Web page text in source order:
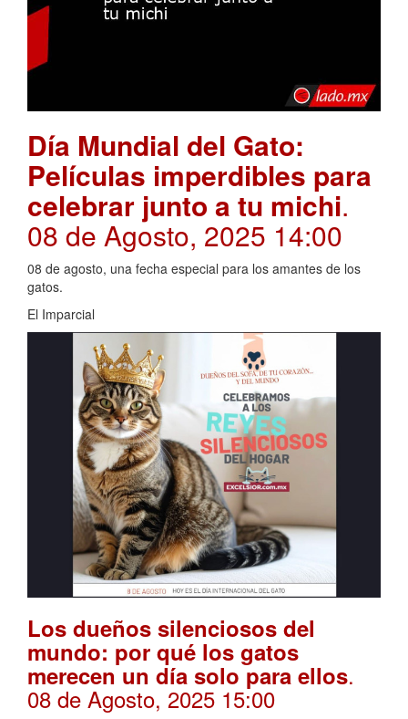
Día Mundial del Gato:
Películas imperdibles para
celebrar junto a tu michi.
08 de Agosto, 2025 14:00
08 de agosto, una fecha especial para los amantes de los
gatos.
El Imparcial
Los dueños silenciosos del
mundo: por qué los gatos
merecen un día solo para ellos.
08 de Agosto, 2025 15:00